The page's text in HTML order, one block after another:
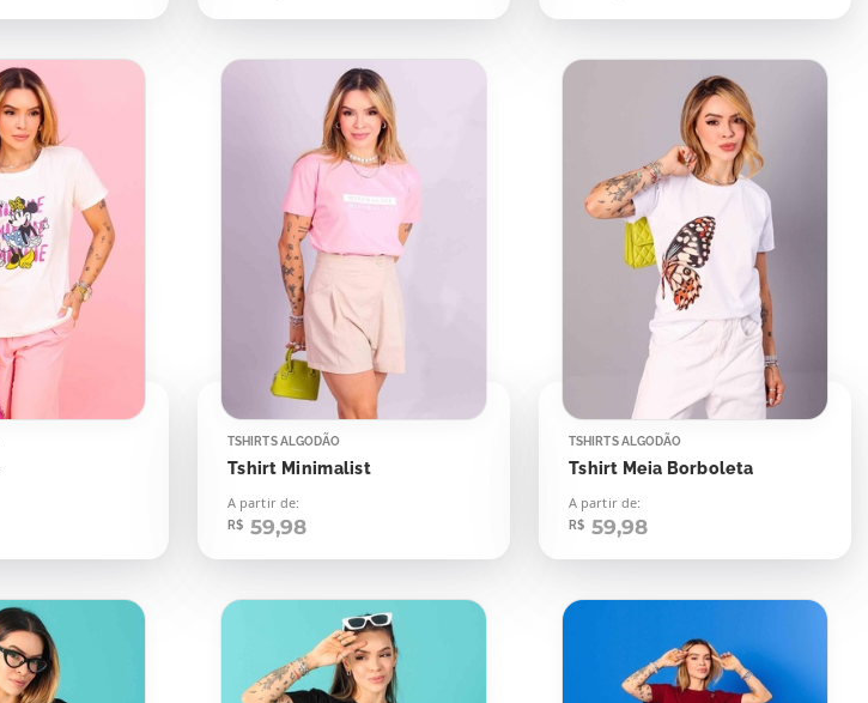
TSHIRTS ALGODÃO
Tshirt Minimalist
A partir de:
R$ 59,98
TSHIRTS ALGODÃO
Tshirt Meia Borboleta
A partir de:
R$ 59,98